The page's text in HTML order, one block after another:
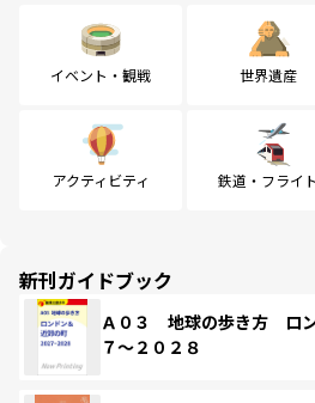
イベント・観戦 世界遺産
アクティビティ 鉄道・フライト
新刊ガイドブック
Ａ０３ 地球の歩き方 ロ
７～２０２８